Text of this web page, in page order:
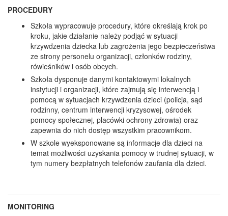
PROCEDURY
Szkoła wypracowuje procedury, które określają krok po
kroku, jakie działanie należy podjąć w sytuacji
krzywdzenia dziecka lub zagrożenia jego bezpieczeństwa
ze strony personelu organizacji, członków rodziny,
rówieśników i osób obcych.
Szkoła dysponuje danymi kontaktowymi lokalnych
instytucji i organizacji, które zajmują się interwencją i
pomocą w sytuacjach krzywdzenia dzieci (policja, sąd
rodzinny, centrum interwencji kryzysowej, ośrodek
pomocy społecznej, placówki ochrony zdrowia) oraz
zapewnia do nich dostęp wszystkim pracownikom.
W szkole wyeksponowane są informacje dla dzieci na
temat możliwości uzyskania pomocy w trudnej sytuacji, w
tym numery bezpłatnych telefonów zaufania dla dzieci.
MONITORING